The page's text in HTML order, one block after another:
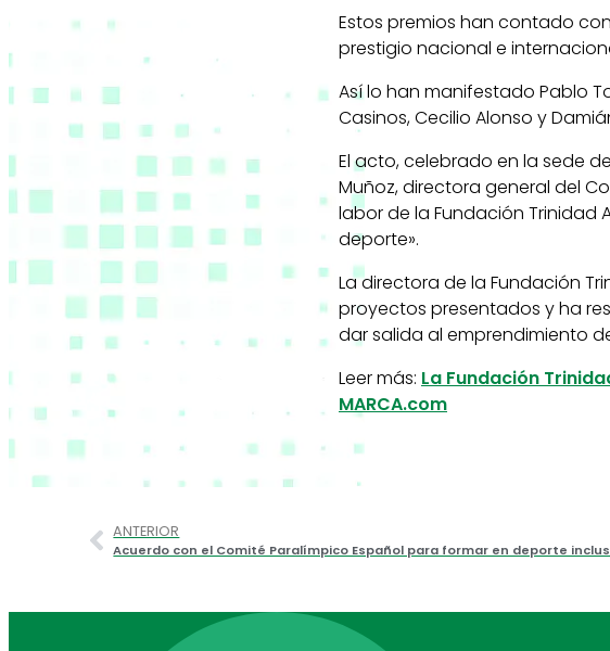
Estos premios han contado
prestigio nacional e
Así lo han manifestado Pablo
Casinos, Cecilio Alonso y
El acto, celebrado en la sede
Muñoz, directora general del
labor de la Fundación Trinidad
deporte».
La directora de la Fundación
proyectos presentados y ha
dar salida al emprendimiento
Leer más: La Fundación
MARCA.com
ANTERIOR